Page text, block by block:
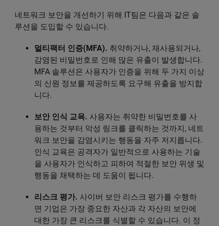
네트워크 보안을 개선하기 위해 IT팀은 다음과 같은 솔
루션을 도입할 수 있습니다.
멀티팩터 인증(MFA). 취약하거나, 재사용되거나,
감염된 비밀번호로 인해 많은 유출이 발생합니다.
MFA 솔루션은 사용자가 인증을 위해 두 가지 이상
의 신원 정보를 제공하도록 요구해 유출을 방지합
니다.
보안 인식 교육. 사용자는 취약한 비밀번호를 사
용하는 것부터 악성 링크를 클릭하는 것까지, 네트
워크 보안을 감염시키는 행동을 자주 저지릅니다.
인식 교육은 공격자가 일반적으로 사용하는 기술
을 사용자가 인식하고 피하여 적절한 보안 위생 및
행동을 채택하는 데 도움이 됩니다.
리스크 평가. 사이버 보안 리스크 평가를 수행하
면 기업은 가장 중요한 자산과 각 자산의 보안에
대한 가장 큰 리스크를 식별할 수 있습니다. 이 정